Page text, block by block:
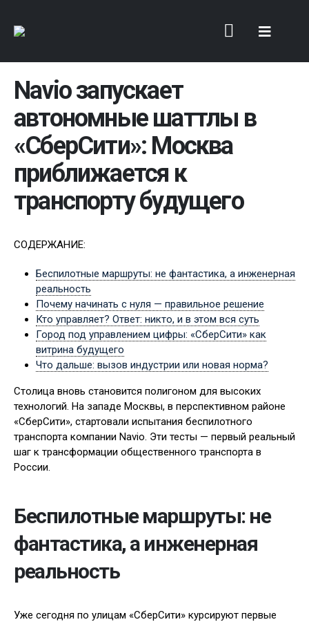
Navio запускает
автономные шаттлы в
«СберСити»: Москва
приближается к
транспорту будущего
СОДЕРЖАНИЕ:
Беспилотные маршруты: не фантастика, а инженерная
реальность
Почему начинать с нуля — правильное решение
Кто управляет? Ответ: никто, и в этом вся суть
Город под управлением цифры: «СберСити» как
витрина будущего
Что дальше: вызов индустрии или новая норма?
Столица вновь становится полигоном для высоких
технологий. На западе Москвы, в перспективном районе
«СберСити», стартовали испытания беспилотного
транспорта компании Navio. Эти тесты — первый реальный
шаг к трансформации общественного транспорта в
России.
Беспилотные маршруты: не
фантастика, а инженерная
реальность
Уже сегодня по улицам «СберСити» курсируют первые